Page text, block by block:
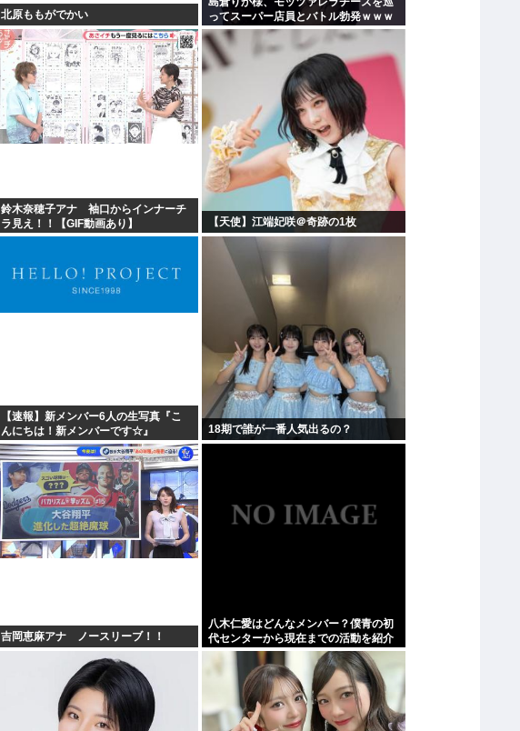
北原ももがでかい
ってスーパー店員とバトル勃発ｗｗｗ
鈴木奈穂子アナ 袖口からインナーチ
ラ見え！！【GIF動画あり】
【天使】江端妃咲＠奇跡の1枚
【速報】新メンバー6人の生写真『こ
んにちは！新メンバーです☆』
18期で誰が一番人気出るの？
吉岡恵麻アナ ノースリーブ！！
八木仁愛はどんなメンバー？僕青の初
代センターから現在までの活動を紹介